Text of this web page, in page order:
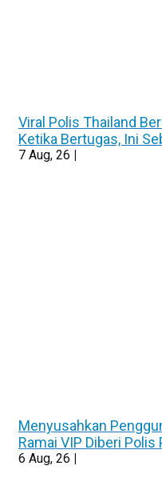
Viral Polis Thailand
Ketika Bertugas, Ini
7 Aug, 26
Menyusahkan
Ramai VIP Diberi Polis
6 Aug, 26 |